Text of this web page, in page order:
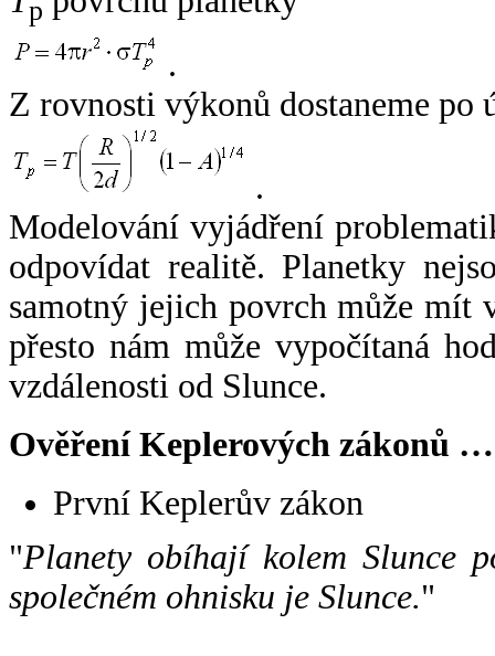
p
.
Z rovnosti výkonů dostaneme po
.
Modelování vyjádření
odpovídat realitě. Planetky
samotný jejich povrch může mít
přesto nám může vypočítaná
vzdálenosti od Slunce.
Ověření Keplerových zákonů …
První Keplerův zákon
"Planety obíhají kolem Slunce
společném ohnisku je Slunce."